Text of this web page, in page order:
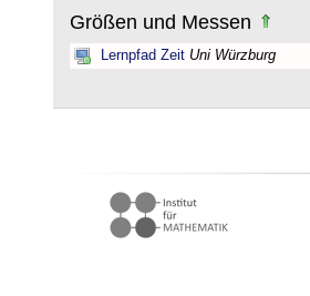
Größen und Messen
Lernpfad Zeit Uni Würzburg